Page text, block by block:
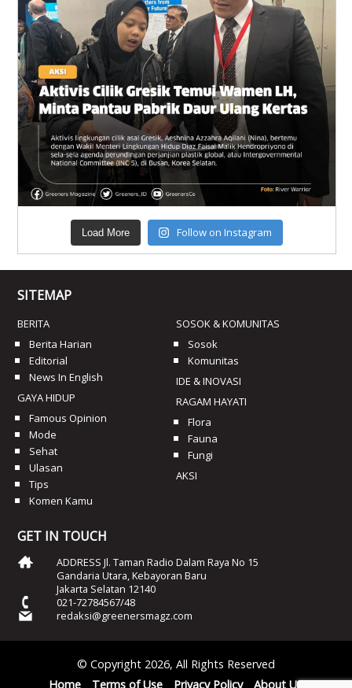
Load More Follow on Instagram
SITEMAP
BERITA
Berita Harian
Editorial
News In English
GAYA HIDUP
Famous Opinion
Mode
Sehat
Ulasan
Tips
Komen Kamu
SOSOK & KOMUNITAS
Sosok
Komunitas
IDE & INOVASI
RAGAM HAYATI
Flora
Fauna
Fungi
AKSI
GET IN TOUCH
ADDRESS Jl. Taman Radio Dalam Raya No 15
Gandaria Utara, Kebayoran Baru
Jakarta Selatan 12140
021-72784567/48
redaksi@greenersmagz.com
© Copyright 2026, All Rights Reserved
Home
Terms of Use Privacy Policy About Us